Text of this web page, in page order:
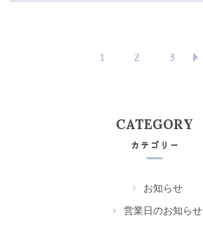
1 2 3
CATEGORY
カテゴリー
お知らせ
営業日のお知らせ